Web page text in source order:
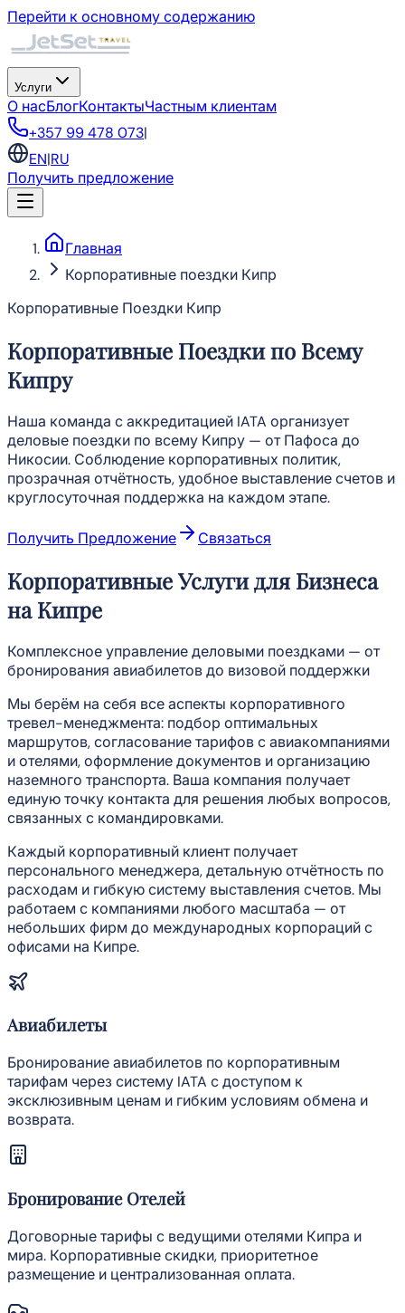
Перейти к основному содержанию
Услуги
О насБлогКонтактыЧастным клиентам
+357 99 478 073|
EN|RU
Получить предложение
Главная
Корпоративные поездки Кипр
Корпоративные Поездки Кипр
Корпоративные Поездки по Всему
Кипру
Наша команда с аккредитацией IATA организует
деловые поездки по всему Кипру — от Пафоса до
Никосии. Соблюдение корпоративных политик,
прозрачная отчётность, удобное выставление счетов и
круглосуточная поддержка на каждом этапе.
Получить Предложение Связаться
Корпоративные Услуги для Бизнеса
на Кипре
Комплексное управление деловыми поездками — от
бронирования авиабилетов до визовой поддержки
Мы берём на себя все аспекты корпоративного
тревел-менеджмента: подбор оптимальных
маршрутов, согласование тарифов с авиакомпаниями
и отелями, оформление документов и организацию
наземного транспорта. Ваша компания получает
единую точку контакта для решения любых вопросов,
связанных с командировками.
Каждый корпоративный клиент получает
персонального менеджера, детальную отчётность по
расходам и гибкую систему выставления счетов. Мы
работаем с компаниями любого масштаба — от
небольших фирм до международных корпораций с
офисами на Кипре.
Авиабилеты
Бронирование авиабилетов по корпоративным
тарифам через систему IATA с доступом к
эксклюзивным ценам и гибким условиям обмена и
возврата.
Бронирование Отелей
Договорные тарифы с ведущими отелями Кипра и
мира. Корпоративные скидки, приоритетное
размещение и централизованная оплата.